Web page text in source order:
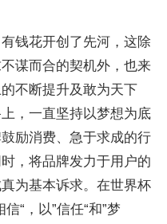
钱花开创了先河，这除
谋而合的契机外，也来
不断提升及敢为天下
，一直坚持以梦想为底
励消费、急于求成的行
，将品牌发力于用户的
为基本诉求。在世界杯
“，以”信任“和”梦